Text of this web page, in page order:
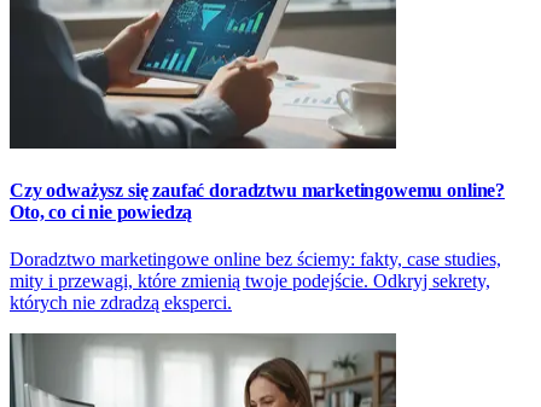
Czy odważysz się zaufać doradztwu marketingowemu online?
Oto, co ci nie powiedzą
Doradztwo marketingowe online bez ściemy: fakty, case studies,
mity i przewagi, które zmienią twoje podejście. Odkryj sekrety,
których nie zdradzą eksperci.